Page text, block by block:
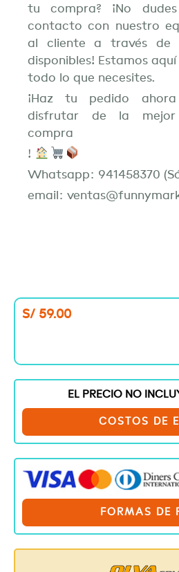
tu compra? ¡No
contacto con nuestro
al cliente a través de
disponibles! Estamos
todo lo que necesites.
¡Haz tu pedido
disfrutar de la mejor
compra
!
Whatsapp: 941458370
email:
S/ 59.00
EL PRECIO NO
COSTOS DE
FORMAS DE